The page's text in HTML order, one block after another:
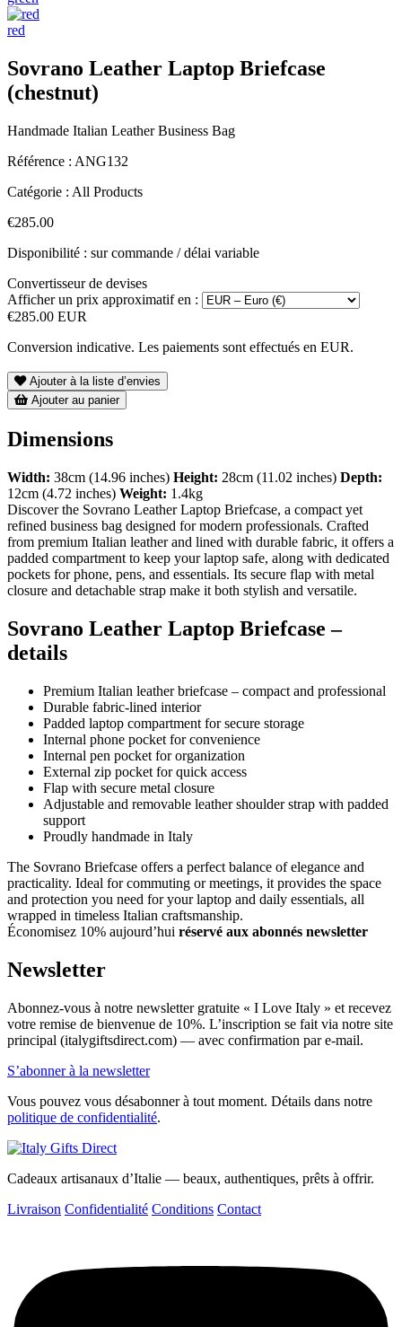
red
Sovrano Leather Laptop Briefcase
(chestnut)
Handmade Italian Leather Business Bag
Référence : ANG132
Catégorie : All Products
€285.00
Disponibilité : sur commande / délai variable
Convertisseur de devises
Afficher un prix approximatif en :
€285.00 EUR
Conversion indicative. Les paiements sont effectués en EUR.
Ajouter à la liste d’envies
Ajouter au panier
Dimensions
Width: 38cm (14.96 inches) Height: 28cm (11.02 inches) Depth:
12cm (4.72 inches) Weight: 1.4kg
Discover the Sovrano Leather Laptop Briefcase, a compact yet
refined business bag designed for modern professionals. Crafted
from premium Italian leather and lined with durable fabric, it offers a
padded compartment to keep your laptop safe, along with dedicated
pockets for phone, pens, and essentials. Its secure flap with metal
closure and detachable strap make it both stylish and versatile.
Sovrano Leather Laptop Briefcase –
details
Premium Italian leather briefcase – compact and professional
Durable fabric-lined interior
Padded laptop compartment for secure storage
Internal phone pocket for convenience
Internal pen pocket for organization
External zip pocket for quick access
Flap with secure metal closure
Adjustable and removable leather shoulder strap with padded
support
Proudly handmade in Italy
The Sovrano Briefcase offers a perfect balance of elegance and
practicality. Ideal for commuting or meetings, it provides the space
and protection you need for your laptop and daily essentials, all
wrapped in timeless Italian craftsmanship.
Économisez 10% aujourd’hui réservé aux abonnés newsletter
Newsletter
Abonnez-vous à notre newsletter gratuite « I Love Italy » et recevez
votre remise de bienvenue de 10%. L’inscription se fait via notre site
principal (italygiftsdirect.com) — avec confirmation par e-mail.
S’abonner à la newsletter
Vous pouvez vous désabonner à tout moment. Détails dans notre
politique de confidentialité.
Cadeaux artisanaux d’Italie — beaux, authentiques, prêts à offrir.
Livraison Confidentialité Conditions Contact